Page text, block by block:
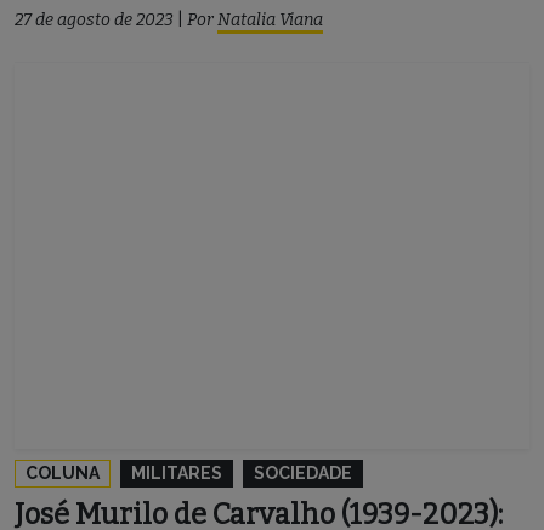
27 de agosto de 2023 PorNatalia Viana
COLUNA MILITARES SOCIEDADE
José Murilo de Carvalho (1939-2023):